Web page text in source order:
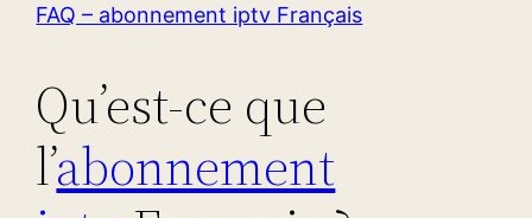
FAQ – abonnement iptv Français
Qu’est-ce que
l’abonnement